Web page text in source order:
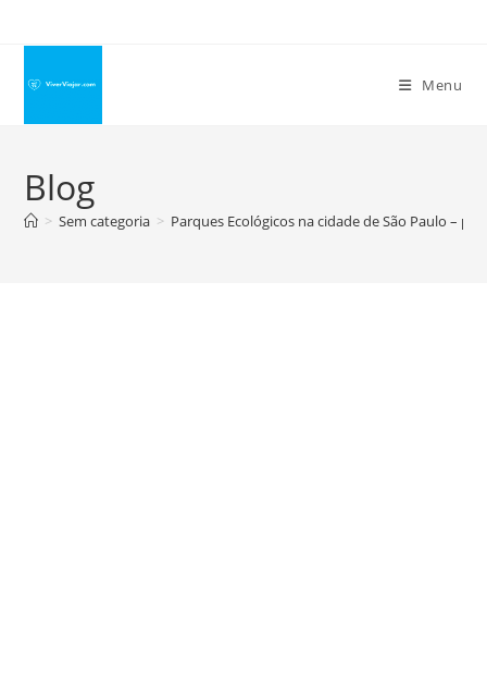
conteúdo
Menu
Blog
> Sem categoria > Parques Ecológicos na cidade de São Paulo –